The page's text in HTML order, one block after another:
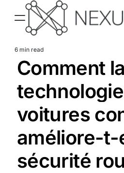
content
Estimated
read
time
6 min read
Comment la
voitures
améliore-t-
sécurité